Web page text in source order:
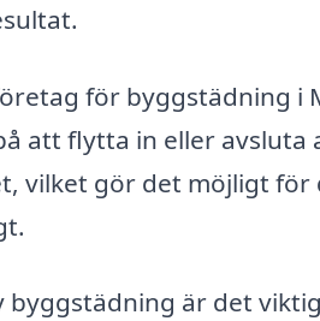
för byggstädning i
att flytta in eller
vilket gör det möjligt
byggstädning är det